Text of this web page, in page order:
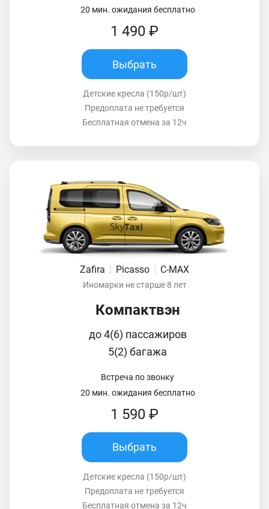
20 мин. ожидания бесплатно
1 490 ₽
Выбрать
Детские кресла (150р/шт)
Предоплата не требуется
Бесплатная отмена за 12ч
Zafira | Picasso | C-MAX
Иномарки не старше 8 лет
Компактвэн
до 4(6) пассажиров
5(2) багажа
Встреча по звонку
20 мин. ожидания бесплатно
1 590 ₽
Выбрать
Детские кресла (150р/шт)
Предоплата не требуется
Бесплатная отмена за 12ч